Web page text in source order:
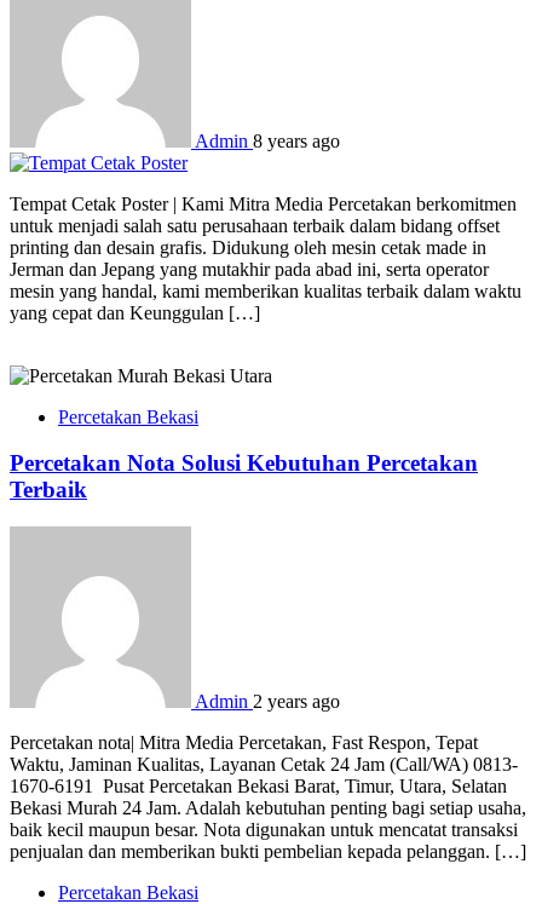
Admin 8 years ago
Tempat Cetak Poster | Kami Mitra Media Percetakan berkomitmen
untuk menjadi salah satu perusahaan terbaik dalam bidang offset
printing dan desain grafis. Didukung oleh mesin cetak made in
Jerman dan Jepang yang mutakhir pada abad ini, serta operator
mesin yang handal, kami memberikan kualitas terbaik dalam waktu
yang cepat dan Keunggulan […]
Percetakan Bekasi
Percetakan Nota Solusi Kebutuhan Percetakan
Terbaik
Admin 2 years ago
Percetakan nota| Mitra Media Percetakan, Fast Respon, Tepat
Waktu, Jaminan Kualitas, Layanan Cetak 24 Jam (Call/WA) 0813-
1670-6191 Pusat Percetakan Bekasi Barat, Timur, Utara, Selatan
Bekasi Murah 24 Jam. Adalah kebutuhan penting bagi setiap usaha,
baik kecil maupun besar. Nota digunakan untuk mencatat transaksi
penjualan dan memberikan bukti pembelian kepada pelanggan. […]
Percetakan Bekasi